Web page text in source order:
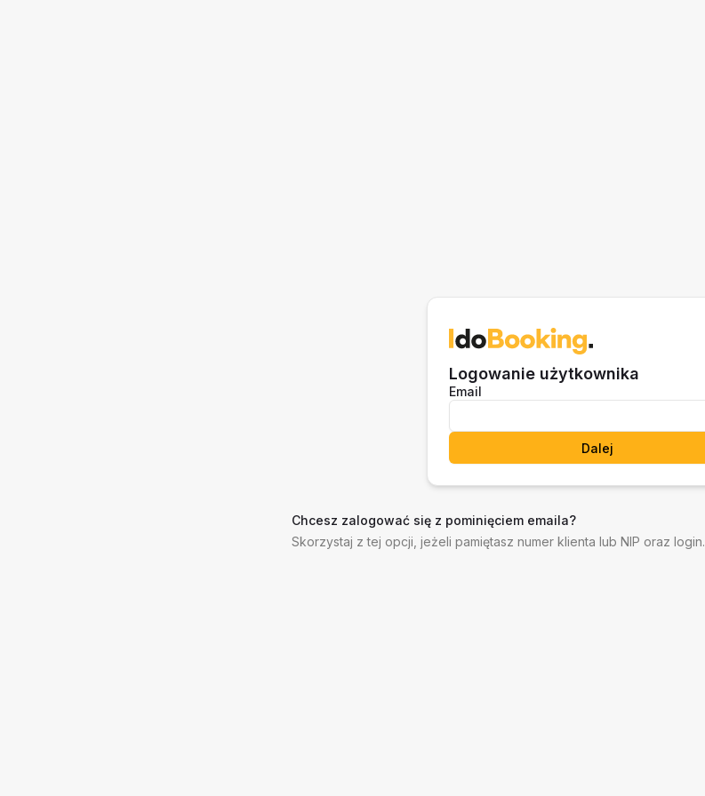
Logowanie użytkownika
Email
Dalej
Chcesz zalogować się z pominięciem emaila?
Skorzystaj z tej opcji, jeżeli pamiętasz numer klienta lub NIP oraz login.